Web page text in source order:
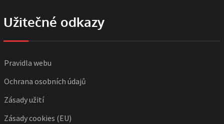
Užitečné odkazy
Pravidla webu
Ochrana osobních údajů
Zásady užití
Zásady cookies (EU)